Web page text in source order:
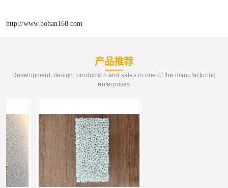
http://www.bohan168.com
产品推荐
Development, design, production and sales in one of the manufacturing
enterprises